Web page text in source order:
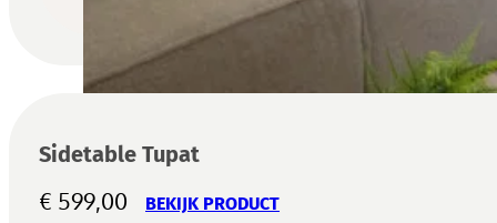
Sidetable Tupat
€ 599,00 BEKIJK PRODUCT